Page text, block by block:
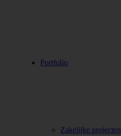
Portfolio
Zakelijke projecten